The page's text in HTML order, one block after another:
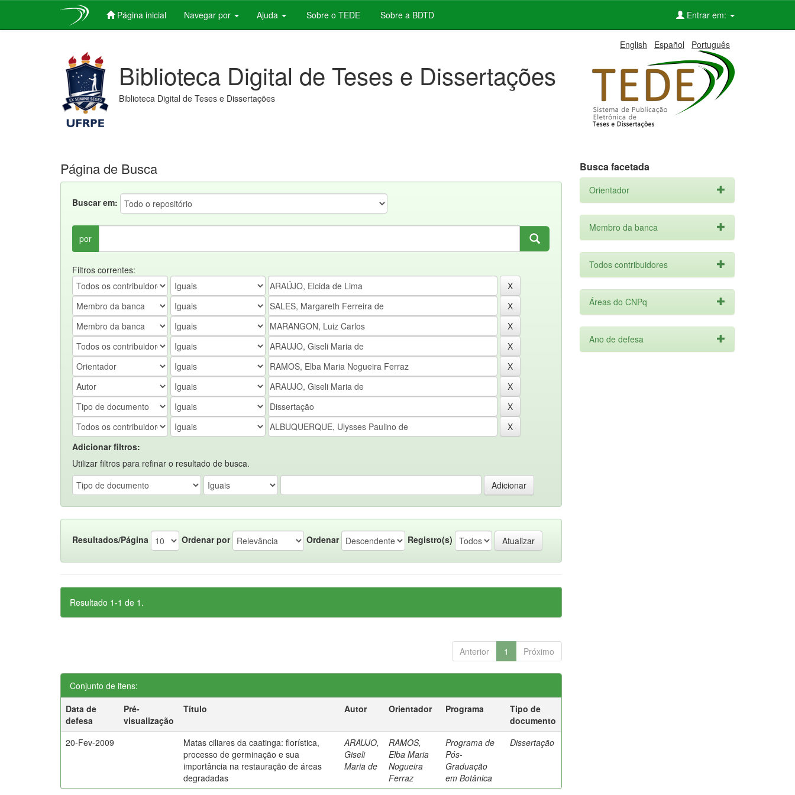
Página inicial Navegar por Ajuda Sobre o TEDE Sobre a BDTD Entrar em:
English Español Português
Biblioteca Digital de Teses e Dissertações
Biblioteca Digital de Teses e Dissertações
Página de Busca
Buscar em:
por
Filtros correntes:
Adicionar filtros:
Utilizar filtros para refinar o resultado de busca.
Resultados/Página Ordenar por Ordenar Registro(s)
Resultado 1-1 de 1.
Anterior 1 Próximo
Conjunto de itens:
Data de
defesa
Pré-
visualização
Título Autor Orientador Programa
Tipo de
documento
20-Fev-2009
Matas ciliares da caatinga: florística,
processo de germinação e sua
importância na restauração de áreas
degradadas
ARAUJO,
Giseli
Maria de
RAMOS,
Elba Maria
Nogueira
Ferraz
Programa de
Pós-
Graduação
em Botânica
Dissertação
Busca facetada
Orientador
Membro da banca
Todos contribuidores
Áreas do CNPq
Ano de defesa